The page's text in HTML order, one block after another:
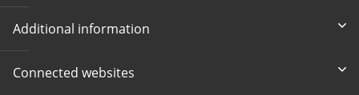
Additional information
Connected websites